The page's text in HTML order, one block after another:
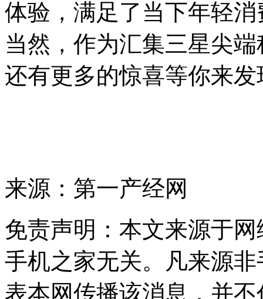
体验 ， 满足 了当下年轻消
当然，作为汇集三星尖
还有更多的惊喜等你来发
来源：第一产经网
免责声明：本文来源于
手机之家无关。凡来源
表本网传播该消息，并